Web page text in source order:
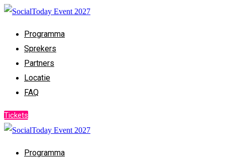
Programma
Sprekers
Partners
Locatie
FAQ
Tickets
Programma